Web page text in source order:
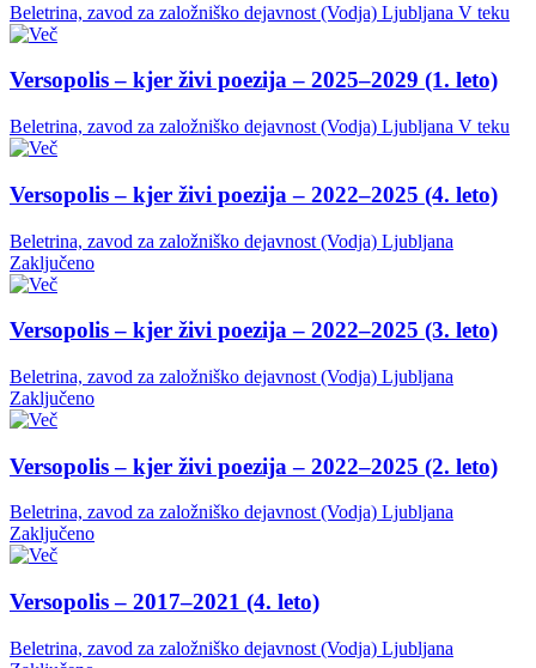
Beletrina, zavod za založniško dejavnost (Vodja) Ljubljana V teku
Versopolis – kjer živi poezija – 2025–2029 (1. leto)
Beletrina, zavod za založniško dejavnost (Vodja) Ljubljana V teku
Versopolis – kjer živi poezija – 2022–2025 (4. leto)
Beletrina, zavod za založniško dejavnost (Vodja) Ljubljana
Zaključeno
Versopolis – kjer živi poezija – 2022–2025 (3. leto)
Beletrina, zavod za založniško dejavnost (Vodja) Ljubljana
Zaključeno
Versopolis – kjer živi poezija – 2022–2025 (2. leto)
Beletrina, zavod za založniško dejavnost (Vodja) Ljubljana
Zaključeno
Versopolis – 2017–2021 (4. leto)
Beletrina, zavod za založniško dejavnost (Vodja) Ljubljana